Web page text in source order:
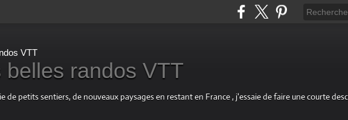
belles randos VTT
de petits sentiers, de nouveaux paysages en restant en France , j'essaie de faire une courte